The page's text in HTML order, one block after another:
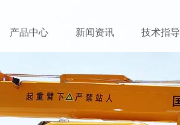
产品中心 新闻资讯 技术指导